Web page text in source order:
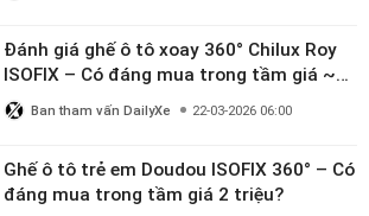
Đánh giá ghế ô tô xoay 360° Chilux Roy
ISOFIX – Có đáng mua trong tầm giá ~3
triệu
Ban tham vấn DailyXe 22-03-2026 06:00
Ghế ô tô trẻ em Doudou ISOFIX 360° – Có
đáng mua trong tầm giá 2 triệu?